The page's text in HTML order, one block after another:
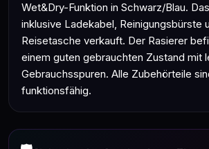
Wet&Dry-Funktion in Schwarz/Blau.
inklusive Ladekabel, Reinigungsbürste
Reisetasche verkauft. Der Rasierer
einem guten gebrauchten Zustand mit
Gebrauchsspuren. Alle Zubehörteile
funktionsfähig.